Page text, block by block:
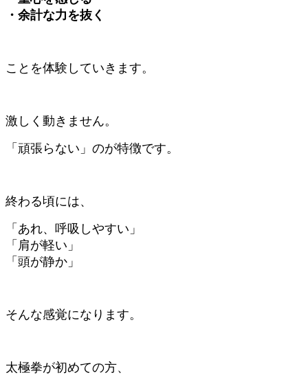
・余計な力を抜く
ことを体験していきます。
激しく動きません。
「頑張らない」のが特徴です。
終わる頃には、
「あれ、呼吸しやすい」
「肩が軽い」
「頭が静か」
そんな感覚になります。
太極拳が初めての方、